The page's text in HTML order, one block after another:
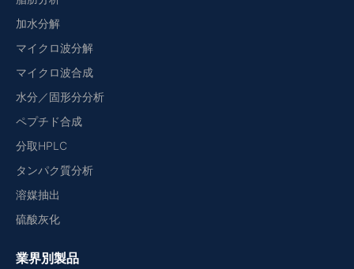
加水分解
マイクロ波分解
マイクロ波合成
水分／固形分分析
ペプチド合成
分取HPLC
タンパク質分析
溶媒抽出
硫酸灰化
業界別製品